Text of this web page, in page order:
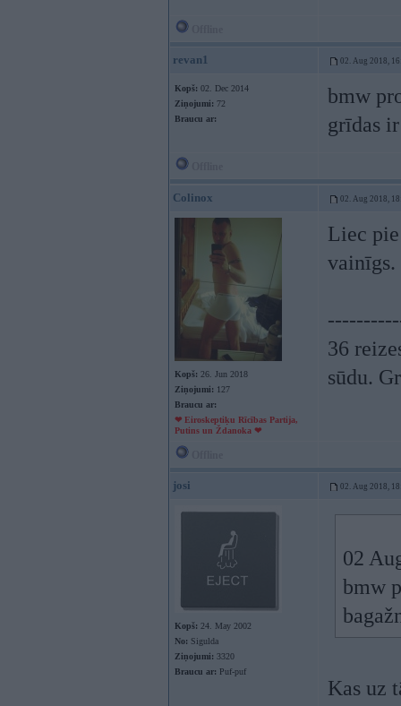
revan1 02. Aug 2018,
Kopš: 02. Dec 2014
Ziņojumi: 72
Braucu ar:
bmw
grīdas
Colinox 02. Aug 2018,
Kopš: 26. Jun 2018
Ziņojumi: 127
Braucu ar:
❤ Eiroskeptiķu Rīcības Partija,
Putins un Ždanoka ❤
Liec
vainīgs.
36
sūdu.
josi 02. Aug 2018,
Kopš: 24. May 2002
No: Sigulda
Ziņojumi: 3320
Braucu ar: Puf-puf
02
bmw
Kas uz